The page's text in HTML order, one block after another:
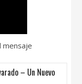
mensaje
– Un Nuevo